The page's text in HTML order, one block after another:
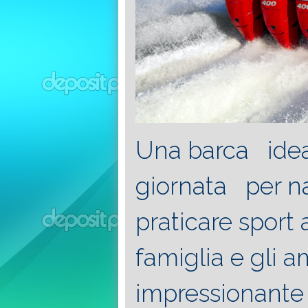
Una barca
giornata per
praticare sport
famiglia e gli